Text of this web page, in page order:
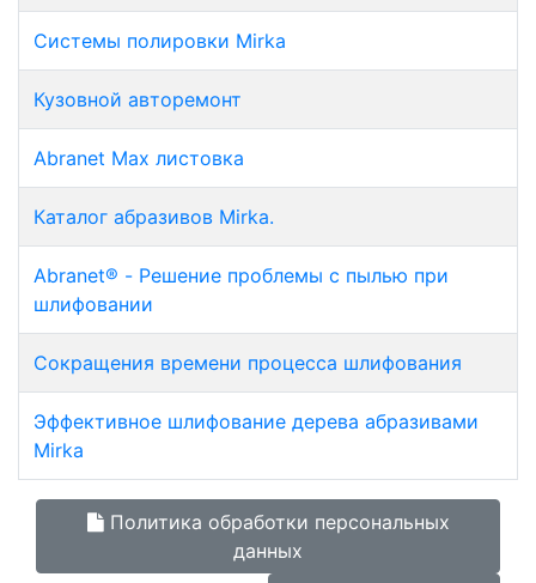
Системы полировки Mirka
Кузовной авторемонт
Abranet Max листовка
Каталог абразивов Mirka.
Abranet® - Решение проблемы с пылью при
шлифовании
Сокращения времени процесса шлифования
Эффективное шлифование дерева абразивами
Mirka
Политика обработки персональных
данных